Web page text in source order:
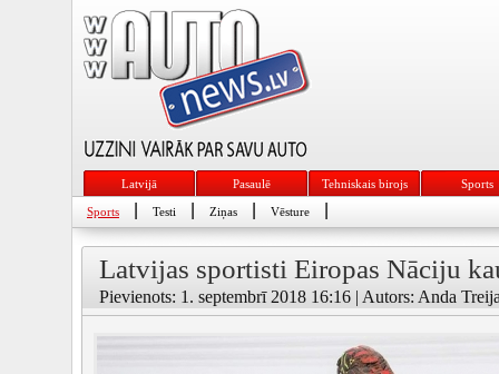
Latvijā Pasaulē Tehniskais birojs Sports
Sports Testi Ziņas Vēsture
Latvijas sportisti Eiropas Nāciju
Pievienots: 1. septembrī 2018 16:16 | Autors: Anda